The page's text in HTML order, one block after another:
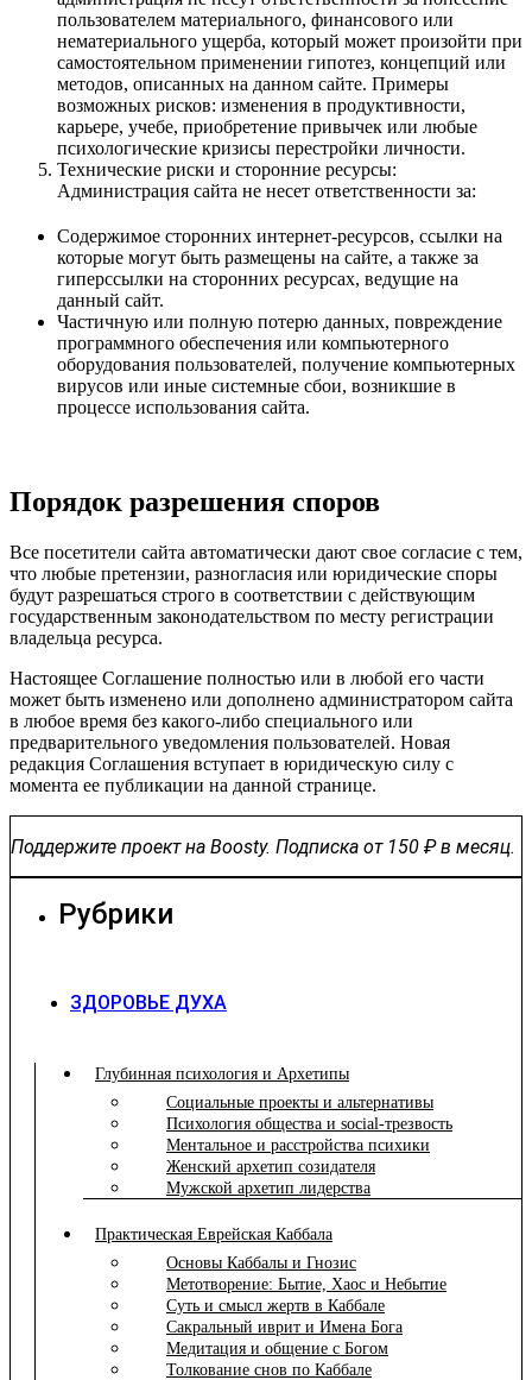
пользователем материального, финансового или
нематериального ущерба, который может произойти при
самостоятельном применении гипотез, концепций или
методов, описанных на данном сайте. Примеры
возможных рисков: изменения в продуктивности,
карьере, учебе, приобретение привычек или любые
психологические кризисы перестройки личности.
Технические риски и сторонние ресурсы:
Администрация сайта не несет ответственности за:
Содержимое сторонних интернет-ресурсов, ссылки на
которые могут быть размещены на сайте, а также за
гиперссылки на сторонних ресурсах, ведущие на
данный сайт.
Частичную или полную потерю данных, повреждение
программного обеспечения или компьютерного
оборудования пользователей, получение компьютерных
вирусов или иные системные сбои, возникшие в
процессе использования сайта.
Порядок разрешения споров
Все посетители сайта автоматически дают свое согласие с тем,
что любые претензии, разногласия или юридические споры
будут разрешаться строго в соответствии с действующим
государственным законодательством по месту регистрации
владельца ресурса.
Настоящее Соглашение полностью или в любой его части
может быть изменено или дополнено администратором сайта
в любое время без какого-либо специального или
предварительного уведомления пользователей. Новая
редакция Соглашения вступает в юридическую силу с
момента ее публикации на данной странице.
Поддержите проект на Boosty. Подписка от 150 ₽ в месяц.
Рубрики
ЗДОРОВЬЕ ДУХА
Глубинная психология и Архетипы
Социальные проекты и альтернативы
Психология общества и social-трезвость
Ментальное и расстройства психики
Женский архетип созидателя
Мужской архетип лидерства
Практическая Еврейская Каббала
Основы Каббалы и Гнозис
Метотворение: Бытие, Хаос и Небытие
Суть и смысл жертв в Каббале
Сакральный иврит и Имена Бога
Медитация и общение с Богом
Толкование снов по Каббале